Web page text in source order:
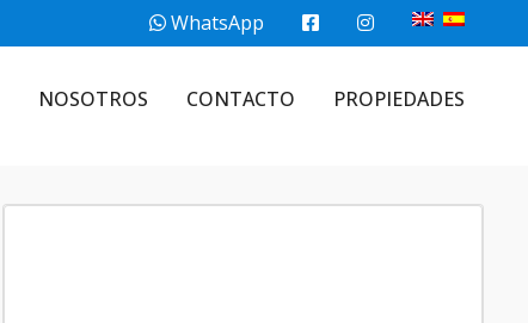
WhatsApp
NOSOTROS CONTACTO PROPIEDADES